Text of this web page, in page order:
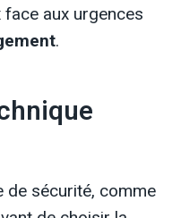
aux urgences
.
de sécurité, comme